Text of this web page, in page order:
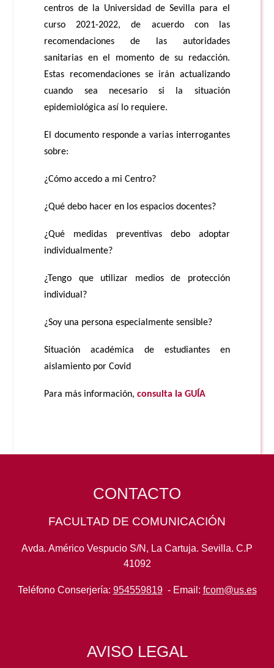
centros de la Universidad de Sevilla para el
curso 2021-2022, de acuerdo con las
recomendaciones de las autoridades
sanitarias en el momento de su redacción.
Estas recomendaciones se irán actualizando
cuando sea necesario si la situación
epidemiológica así lo requiere.
El documento responde a varias interrogantes
sobre:
¿Cómo accedo a mi Centro?
¿Qué debo hacer en los espacios docentes?
¿Qué medidas preventivas debo adoptar
individualmente?
¿Tengo que utilizar medios de protección
individual?
¿Soy una persona especialmente sensible?
Situación académica de estudiantes en
aislamiento por Covid
Para más información,consulta la GUÍA
CONTACTO
FACULTAD DE COMUNICACIÓN
Avda. Américo Vespucio S/N, La Cartuja. Sevilla. C.P
41092
Teléfono Conserjería: 954559819- Email: fcom@us.es
AVISO LEGAL